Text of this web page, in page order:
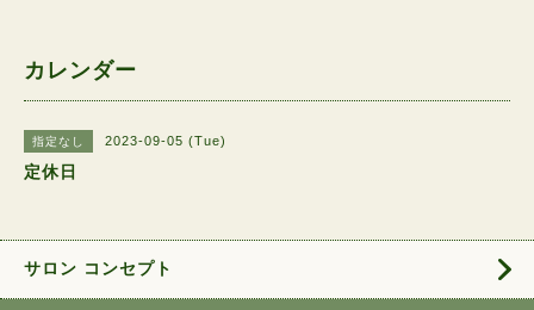
カレンダー
指定なし 2023-09-05 (Tue)
定休日
サロン コンセプト